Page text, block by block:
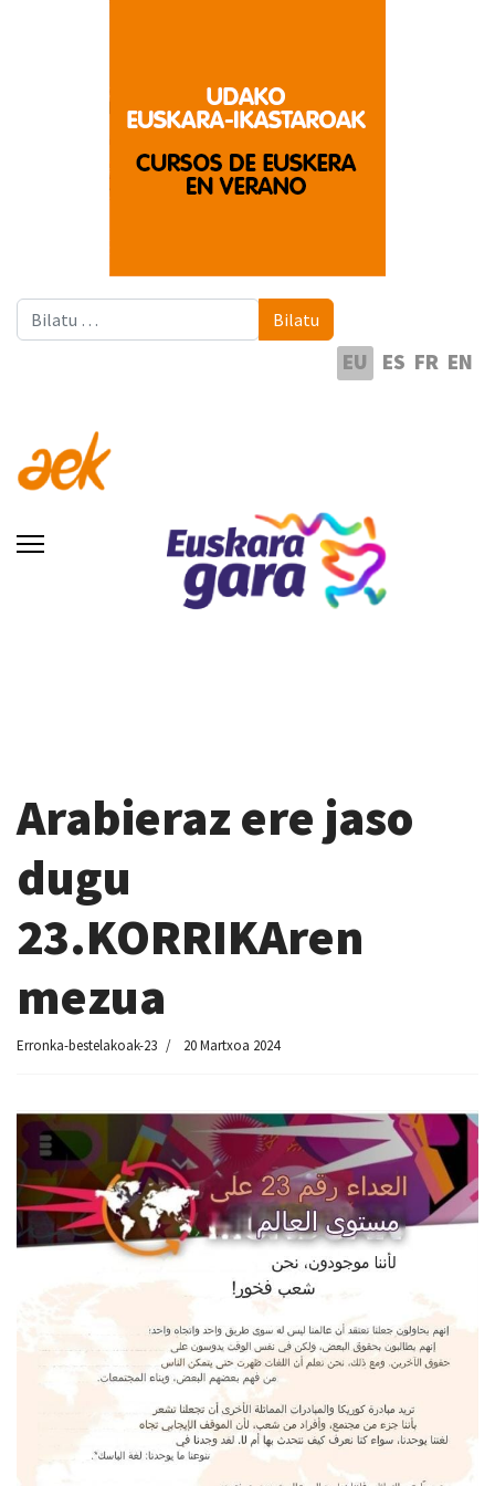
Bilatu Bilatu
EU ES FR EN
Arabieraz ere jaso
dugu
23.KORRIKAren
mezua
Erronka-bestelakoak-23 20 Martxoa 2024